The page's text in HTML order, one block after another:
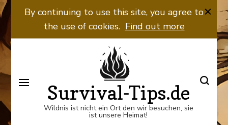
By continuing to use this site, you agree to
the use of cookies. Find out more
Survival-Tips.de
Wildnis ist nicht ein Ort den wir besuchen, sie
ist unsere Heimat!